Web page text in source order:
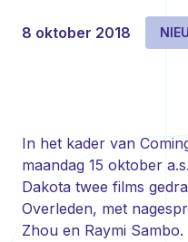
8 oktober 2018
In het kader van
maandag 15 oktober
Dakota twee films
Overleden, met
Zhou en Raymi